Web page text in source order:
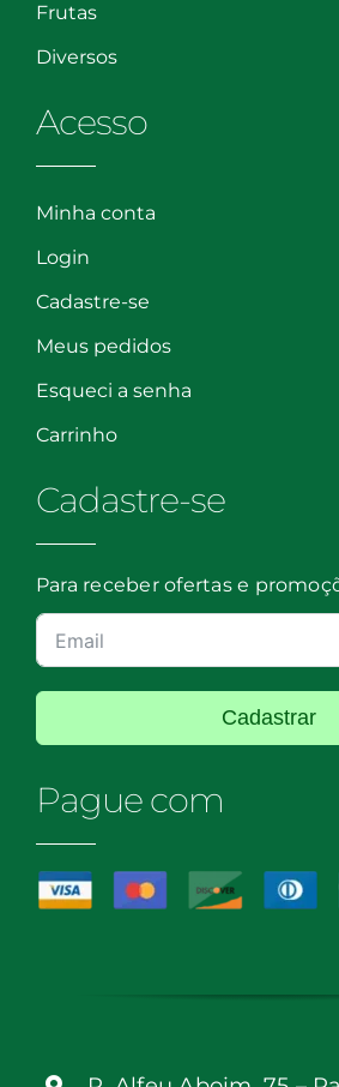
Frutas
Diversos
Acesso
Minha conta
Login
Cadastre-se
Meus pedidos
Esqueci a senha
Carrinho
Cadastre-se
Para receber ofertas e
Cadastrar
Pague com